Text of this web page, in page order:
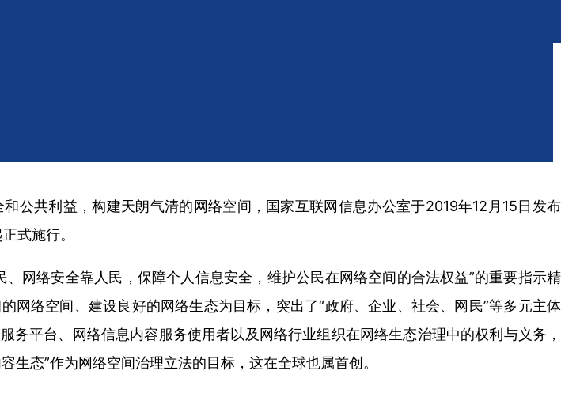
公共利益，构建天朗气清的网络空间，国家互联网信息办公室于2019年12月15日发布
式施行。
网络安全靠人民，保障个人信息安全，维护公民在网络空间的合法权益”的重要指示精
络空间、建设良好的网络生态为目标，突出了“政府、企业、社会、网民”等多元主体
平台、网络信息内容服务使用者以及网络行业组织在网络生态治理中的权利与义务，
态”作为网络空间治理立法的目标，这在全球也属首创。